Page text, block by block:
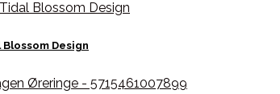
Design